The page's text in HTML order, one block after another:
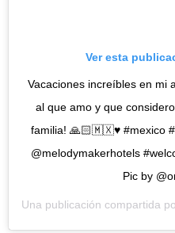
Ver esta
Vacaciones increíbles en mi
al que amo y que
familia! 🙏🏻🇲🇽♥️ #mexico
@melodymakerhotels
Pic by
Una publicación compartida